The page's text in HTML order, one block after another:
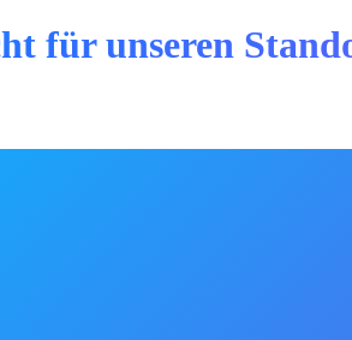
für unseren